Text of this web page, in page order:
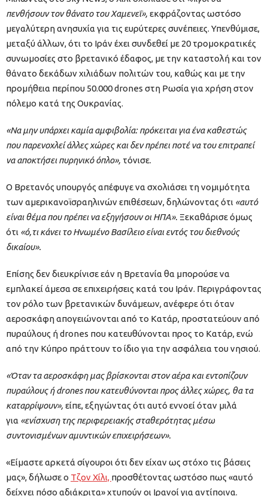
πενθήσουν τον θάνατο του Χαμενεΐ», εκφράζοντας ωστόσο
μεγαλύτερη ανησυχία για τις ευρύτερες συνέπειες. Υπενθύμισε,
μεταξύ άλλων, ότι το Ιράν έχει συνδεθεί με 20 τρομοκρατικές
συνωμοσίες στο βρετανικό έδαφος, με την καταστολή και τον
θάνατο δεκάδων χιλιάδων πολιτών του, καθώς και με την
προμήθεια περίπου 50.000 drones στη Ρωσία για χρήση στον
πόλεμο κατά της Ουκρανίας.
«Να μην υπάρχει καμία αμφιβολία: πρόκειται για ένα καθεστώς
που παρενοχλεί άλλες χώρες και δεν πρέπει ποτέ να του επιτραπεί
να αποκτήσει πυρηνικό όπλο», τόνισε.
Ο Βρετανός υπουργός απέφυγε να σχολιάσει τη νομιμότητα
των αμερικανοϊσραηλινών επιθέσεων, δηλώνοντας ότι «αυτό
είναι θέμα που πρέπει να εξηγήσουν οι ΗΠΑ». Ξεκαθάρισε όμως
ότι «ό,τι κάνει το Ηνωμένο Βασίλειο είναι εντός του διεθνούς
δικαίου».
Επίσης δεν διευκρίνισε εάν η Βρετανία θα μπορούσε να
εμπλακεί άμεσα σε επιχειρήσεις κατά του Ιράν. Περιγράφοντας
τον ρόλο των βρετανικών δυνάμεων, ανέφερε ότι όταν
αεροσκάφη απογειώνονται από το Κατάρ, προστατεύουν από
πυραύλους ή drones που κατευθύνονται προς το Κατάρ, ενώ
από την Κύπρο πράττουν το ίδιο για την ασφάλεια του νησιού.
«Όταν τα αεροσκάφη μας βρίσκονται στον αέρα και εντοπίζουν
πυραύλους ή drones που κατευθύνονται προς άλλες χώρες, θα τα
καταρρίψουν», είπε, εξηγώντας ότι αυτό εννοεί όταν μιλά
για «ενίσχυση της περιφερειακής σταθερότητας μέσω
συντονισμένων αμυντικών επιχειρήσεων».
«Είμαστε αρκετά σίγουροι ότι δεν είχαν ως στόχο τις βάσεις
μας», δήλωσε ο Τζον Χίλι, προσθέτοντας ωστόσο πως «αυτό
δείχνει πόσο αδιάκριτα» χτυπούν οι Ιρανοί για αντίποινα.